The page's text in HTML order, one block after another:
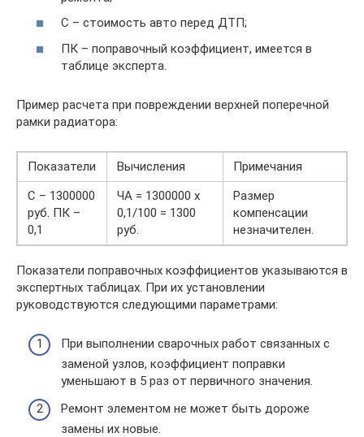
С – стоимость авто перед ДТП;
ПК – поправочный коэффициент, имеется в
таблице эксперта.
Пример расчета при повреждении верхней поперечной
рамки радиатора:
Показатели Вычисления
Примечания
С – 1300000
руб. ПК –
0,1
ЧА = 1300000 х
0,1/100 = 1300
руб.
Размер
компенсации
незначителен.
Показатели поправочных коэффициентов указываются в
экспертных таблицах. При их установлении
руководствуются следующими параметрами:
При выполнении сварочных работ связанных с
заменой узлов, коэффициент поправки
уменьшают в 5 раз от первичного значения.
Ремонт элементом не может быть дороже
замены их новые.